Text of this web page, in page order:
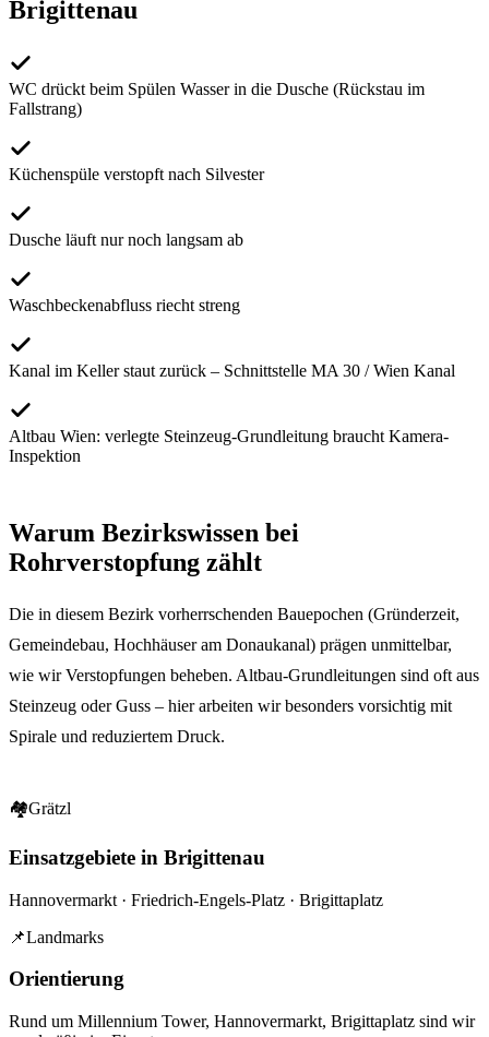
Brigittenau
WC drückt beim Spülen Wasser in die Dusche (Rückstau im
Fallstrang)
Küchenspüle verstopft nach Silvester
Dusche läuft nur noch langsam ab
Waschbeckenabfluss riecht streng
Kanal im Keller staut zurück – Schnittstelle MA 30 / Wien Kanal
Altbau Wien: verlegte Steinzeug-Grundleitung braucht Kamera-
Inspektion
Warum Bezirkswissen bei
Rohrverstopfung zählt
Die in diesem Bezirk vorherrschenden Bauepochen (Gründerzeit,
Gemeindebau, Hochhäuser am Donaukanal) prägen unmittelbar,
wie wir Verstopfungen beheben. Altbau-Grundleitungen sind oft aus
Steinzeug oder Guss – hier arbeiten wir besonders vorsichtig mit
Spirale und reduziertem Druck.
🏘Grätzl
Einsatzgebiete in Brigittenau
Hannovermarkt · Friedrich-Engels-Platz · Brigittaplatz
📌Landmarks
Orientierung
Rund um Millennium Tower, Hannovermarkt, Brigittaplatz sind wir